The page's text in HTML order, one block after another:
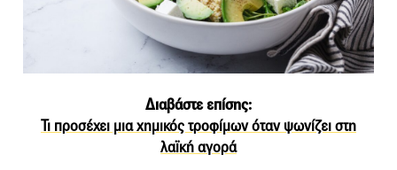
Διαβάστε επίσης:
Τι προσέχει μια χημικός τροφίμων όταν ψωνίζει στη
λαϊκή αγορά